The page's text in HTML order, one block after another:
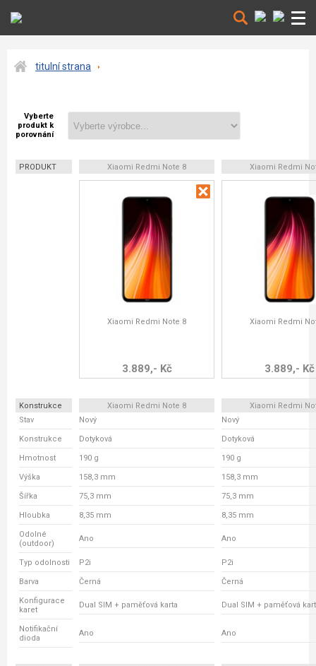
titulní strana
Vyberte
produkt k
porovnání
PRODUKT Xiaomi Redmi Note 8 Xiaomi Redmi
Xiaomi Redmi Note 8
3.889,- Kč
Xiaomi Redmi
3.889,- Kč
Konstrukce Xiaomi Redmi Note 8
Xiaomi Redmi
Stav
Nový Nový
Konstrukce Dotyková Dotyková
Hmotnost 190 g 190 g
Výška 158,3 mm 158,3 mm
Šířka 75,3 mm 75,3 mm
Hloubka 8,35 mm 8,35 mm
Odolné
(outdoor)
Ano Ano
Typ odolnosti P2i P2i
Barva Černá Černá
Konfigurace
karet
Dual SIM + paměťová karta Dual SIM + paměťová
Notifikační
dioda
Ano Ano